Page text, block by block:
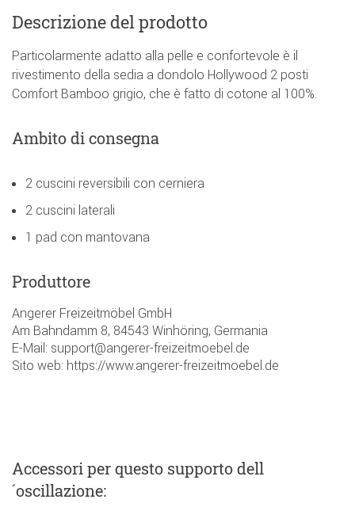
Descrizione del prodotto
Particolarmente adatto alla pelle e confortevole è il
rivestimento della sedia a dondolo Hollywood 2 posti
Comfort Bamboo grigio, che è fatto di cotone al 100%.
Ambito di consegna
2 cuscini reversibili con cerniera
2 cuscini laterali
1 pad con mantovana
Produttore
Angerer Freizeitmöbel GmbH
Am Bahndamm 8, 84543 Winhöring, Germania
E-Mail: support@angerer-freizeitmoebel.de
Sito web: https://www.angerer-freizeitmoebel.de
Accessoriper questo supporto dell
´oscillazione: